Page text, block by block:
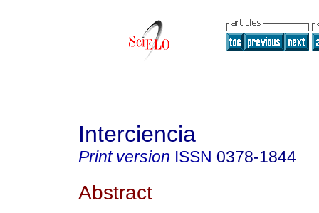
Interciencia
Print version ISSN 0378-1844
Abstract